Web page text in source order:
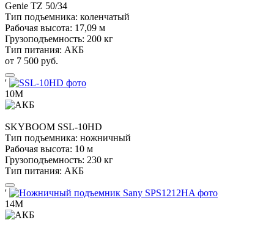
Genie TZ 50/34
Тип подъемника: коленчатый
Рабочая высота: 17,09 м
Грузоподъемность: 200 кг
Тип питания: АКБ
от 7 500 руб.
'
10М
SKYBOOM SSL-10HD
Тип подъемника: ножничный
Рабочая высота: 10 м
Грузоподъемность: 230 кг
Тип питания: АКБ
'
14М